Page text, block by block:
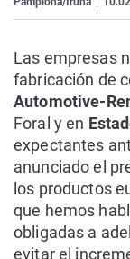
Las empresas
fabricación de
Automotive-
Foral y en
expectantes
anunciado el
los productos
que hemos
obligadas a
evitar el